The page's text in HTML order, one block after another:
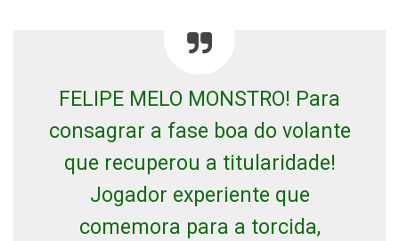
FELIPE MELO MONSTRO! Para
consagrar a fase boa do volante
que recuperou a titularidade!
Jogador experiente que
comemora para a torcida,